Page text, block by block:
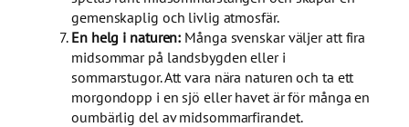
gemenskaplig och livlig atmosfär.
En helg i naturen: Många svenskar väljer att fira
midsommar på landsbygden eller i
sommarstugor. Att vara nära naturen och ta ett
morgondopp i en sjö eller havet är för många en
oumbärlig del av midsommarfirandet.